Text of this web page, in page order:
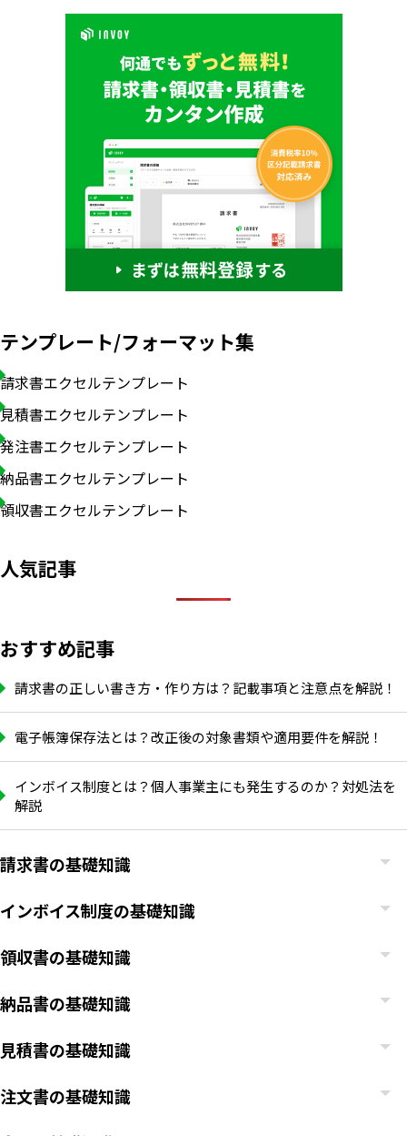
テンプレート/フォーマット集
請求書エクセルテンプレート
見積書エクセルテンプレート
発注書エクセルテンプレート
納品書エクセルテンプレート
領収書エクセルテンプレート
人気記事
おすすめ記事
請求書の正しい書き方・作り方は？記載事項と注意点を解説！
電子帳簿保存法とは？改正後の対象書類や適用要件を解説！
インボイス制度とは？個人事業主にも発生するのか？対処法を
解説
請求書の基礎知識
インボイス制度の基礎知識
領収書の基礎知識
納品書の基礎知識
見積書の基礎知識
注文書の基礎知識